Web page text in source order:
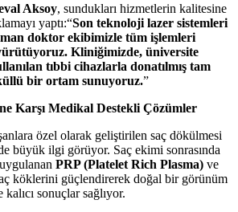
Aksoy, sundukları hizmetlerin kalitesine
yaptı:“Son teknoloji lazer sistemleri
doktor ekibimizle tüm işlemleri
Kliniğimizde, üniversite
tıbbi cihazlarla donatılmış tam
bir ortam sunuyoruz.”
Karşı Medikal Destekli Çözümler
özel olarak geliştirilen saç dökülmesi
büyük ilgi görüyor. Saç ekimi sonrasında
PRP (Platelet Rich Plasma)ve
köklerini güçlendirerek doğal bir görünüm
kalıcı sonuçlar sağlıyor.